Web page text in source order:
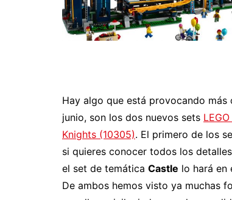
Hay algo que está provocando más
junio, son los dos nuevos sets
Knights (10305). El primero de los
si quieres conocer todos los
el set de temática Castle lo hará en
De ambos hemos visto ya muchas